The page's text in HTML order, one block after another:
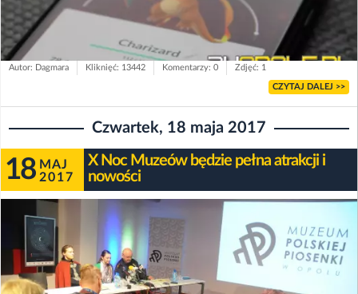
Autor: Dagmara Kliknięć: 13442 Komentarzy: 0 Zdjęć: 1
CZYTAJ DALEJ >>
Czwartek, 18 maja 2017
18 MAJ
2017
X Noc Muzeów będzie pełna atrakcji i
nowości